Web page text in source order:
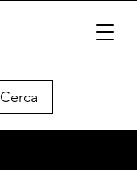
Cerca